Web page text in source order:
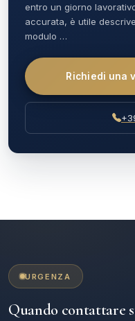
entro un giorno
accurata, è utile
modulo …
Richiedi una
URGENZA
Quando contattare